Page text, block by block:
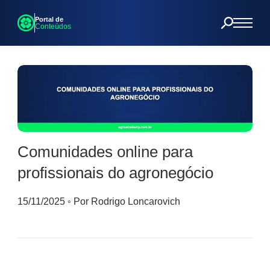
Portal de
Conteúdos
Comunidades online para
profissionais do agronegócio
15/11/2025 ◦ Por Rodrigo Loncarovich